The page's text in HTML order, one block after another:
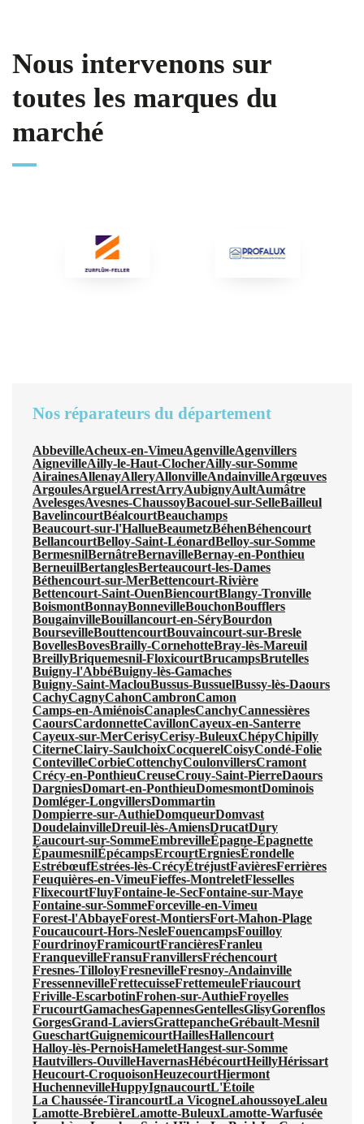
Nous intervenons sur
toutes les marques du
marché
Nos réparateurs du département
AbbevilleAcheux-en-VimeuAgenvilleAgenvillers
AignevilleAilly-le-Haut-ClocherAilly-sur-Somme
AirainesAllenayAlleryAllonvilleAndainvilleArgœuves
ArgoulesArguelArrestArryAubignyAultAumâtre
AvelesgesAvesnes-ChaussoyBacouel-sur-SelleBailleul
BavelincourtBéalcourtBeauchamps
Beaucourt-sur-l'HallueBeaumetzBéhenBéhencourt
BellancourtBelloy-Saint-LéonardBelloy-sur-Somme
BermesnilBernâtreBernavilleBernay-en-Ponthieu
BerneuilBertanglesBerteaucourt-les-Dames
Béthencourt-sur-MerBettencourt-Rivière
Bettencourt-Saint-OuenBiencourtBlangy-Tronville
BoismontBonnayBonnevilleBouchonBoufflers
BougainvilleBouillancourt-en-SéryBourdon
BoursevilleBouttencourtBouvaincourt-sur-Bresle
BovellesBovesBrailly-CornehotteBray-lès-Mareuil
BreillyBriquemesnil-FloxicourtBrucampsBrutelles
Buigny-l'AbbéBuigny-lès-Gamaches
Buigny-Saint-MaclouBussus-BussuelBussy-lès-Daours
CachyCagnyCahonCambronCamon
Camps-en-AmiénoisCanaplesCanchyCannessières
CaoursCardonnetteCavillonCayeux-en-Santerre
Cayeux-sur-MerCerisyCerisy-BuleuxChépyChipilly
CiterneClairy-SaulchoixCocquerelCoisyCondé-Folie
ContevilleCorbieCottenchyCoulonvillersCramont
Crécy-en-PonthieuCreuseCrouy-Saint-PierreDaours
DargniesDomart-en-PonthieuDomesmontDominois
Domléger-LongvillersDommartin
Dompierre-sur-AuthieDomqueurDomvast
DoudelainvilleDreuil-lès-AmiensDrucatDury
Eaucourt-sur-SommeEmbrevilleÉpagne-Épagnette
ÉpaumesnilÉpécampsErcourtErgniesÉrondelle
EstrébœufEstrées-lès-CrécyÉtréjustFavièresFerrières
Feuquières-en-VimeuFieffes-MontreletFlesselles
FlixecourtFluyFontaine-le-SecFontaine-sur-Maye
Fontaine-sur-SommeForceville-en-Vimeu
Forest-l'AbbayeForest-MontiersFort-Mahon-Plage
Foucaucourt-Hors-NesleFouencampsFouilloy
FourdrinoyFramicourtFrancièresFranleu
FranquevilleFransuFranvillersFréchencourt
Fresnes-TilloloyFresnevilleFresnoy-Andainville
FressennevilleFrettecuisseFrettemeuleFriaucourt
Friville-EscarbotinFrohen-sur-AuthieFroyelles
FrucourtGamachesGapennesGentellesGlisyGorenflos
GorgesGrand-LaviersGrattepancheGrébault-Mesnil
GueschartGuignemicourtHaillesHallencourt
Halloy-lès-PernoisHameletHangest-sur-Somme
Hautvillers-OuvilleHavernasHébécourtHeillyHérissart
Heucourt-CroquoisonHeuzecourtHiermont
HuchennevilleHuppyIgnaucourtL'Étoile
La Chaussée-TirancourtLa VicogneLahoussoyeLaleu
Lamotte-BrebièreLamotte-BuleuxLamotte-Warfusée